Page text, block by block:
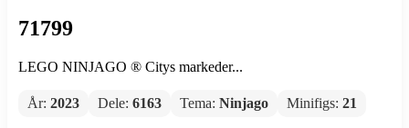
71799
LEGO NINJAGO ® Citys markeder...
År: 2023 Dele: 6163 Tema: Ninjago Minifigs: 21